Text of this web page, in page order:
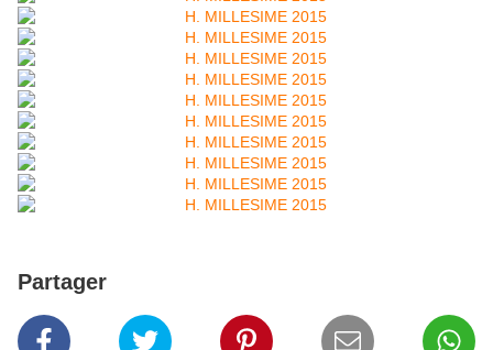
Partager